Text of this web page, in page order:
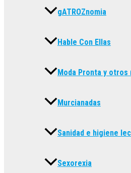
gATROZnomia
Hable Con Ellas
Moda Pronta y otros
Murcianadas
Sanidad e higiene
Sexorexia